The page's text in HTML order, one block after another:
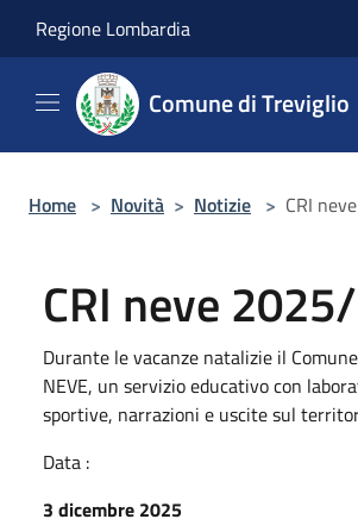
Regione Lombardia
Comune di Treviglio
Home > Novità > Notizie > CRI
CRI neve
Durante le vacanze natalizie il
NEVE, un servizio educativo con
sportive, narrazioni e uscite sul
Data :
3 dicembre 2025